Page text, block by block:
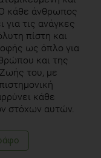
κάθε άνθρωπος
για τις ανάγκες
πίστη και
ως όπλο για
και της
του, με
κάθε
στόχων αυτών.